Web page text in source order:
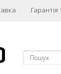
Гарантія